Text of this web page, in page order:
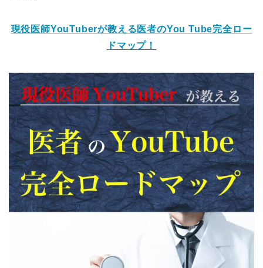
現役医師YouTuberが教える医者のYou Tube完全ロー
ドマップ！